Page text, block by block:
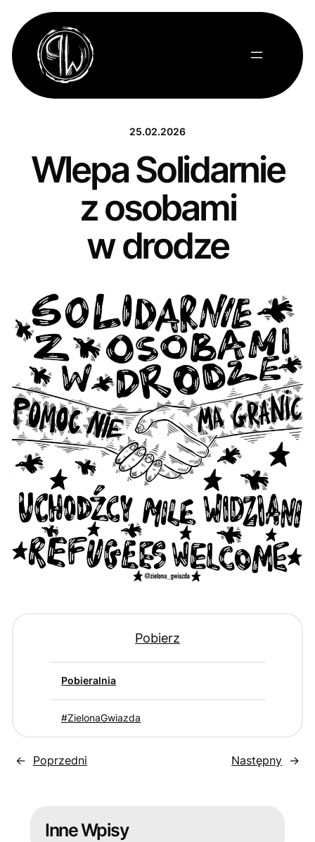
treści
25.02.2026
Wlepa Solidarnie
z osobami
w drodze
Pobierz
Pobieralnia
ZielonaGwiazda
← Poprzedni Następny →
Inne Wpisy